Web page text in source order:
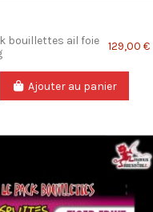
bouillettes ail foie
129,00 €
Ajouter au panier